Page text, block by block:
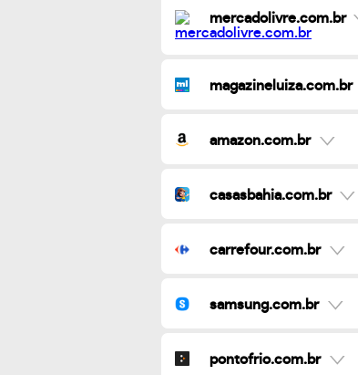
mercadolivre.com.br
magazineluiza.com.br
amazon.com.br
casasbahia.com.br
carrefour.com.br
samsung.com.br
pontofrio.com.br